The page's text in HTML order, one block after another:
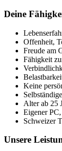
Deine
Offenheit,
Freude am
Fähigkeit
Keine
Alter ab 25
Eigener
Schweizer
Unsere